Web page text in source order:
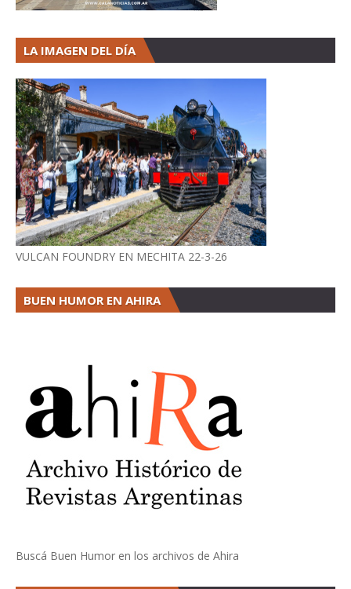
LA IMAGEN DEL DÍA
VULCAN FOUNDRY EN MECHITA 22-3-26
BUEN HUMOR EN AHIRA
Buscá Buen Humor en los archivos de Ahira